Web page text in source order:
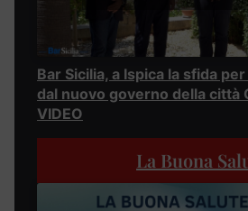
Bar Sicilia, a Ispica la sfida
dal nuovo governo della città
VIDEO
La Buona